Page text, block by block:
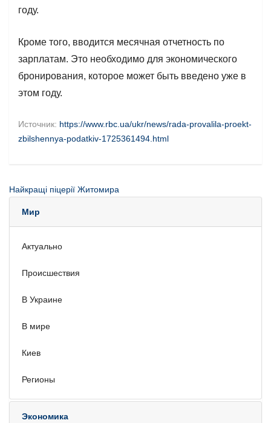
году.
Кроме того, вводится месячная отчетность по
зарплатам. Это необходимо для экономического
бронирования, которое может быть введено уже в
этом году.
Источник: https://www.rbc.ua/ukr/news/rada-provalila-proekt-
zbilshennya-podatkiv-1725361494.html
Найкращі піцерії Житомира
Мир
Актуально
Происшествия
В Украине
В мире
Киев
Регионы
Экономика